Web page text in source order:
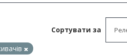
Сортувати за